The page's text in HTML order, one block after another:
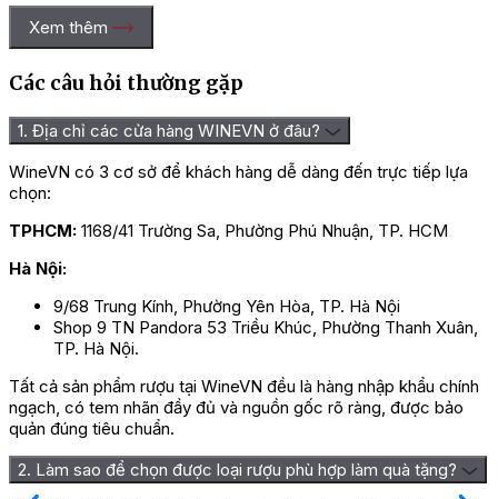
Chưa có đánh giá nào.
Hãy là người đầu tiên nhận xét “Rượu Vang Marques De Riscal
Proximo Rioja”
Xem thêm
Các câu hỏi thường gặp
1. Địa chỉ các cửa hàng WINEVN ở đâu?
WineVN có 3 cơ sở để khách hàng dễ dàng đến trực tiếp lựa
chọn:
TPHCM: 1168/41 Trường Sa, Phường Phú Nhuận, TP. HCM
Hà Nội:
9/68 Trung Kính, Phường Yên Hòa, TP. Hà Nội
Shop 9 TN Pandora 53 Triều Khúc, Phường Thanh Xuân,
TP. Hà Nội.
Tất cả sản phẩm rượu tại WineVN đều là hàng nhập khẩu chính
ngạch, có tem nhãn đầy đủ và nguồn gốc rõ ràng, được bảo
quản đúng tiêu chuẩn.
2. Làm sao để chọn được loại rượu phù hợp làm quà tặng?